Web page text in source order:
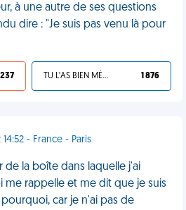
à une autre de ses questions
dire : "Je suis pas venu là pour
237 TU L'AS BIEN MÉRITÉ 1 876
- France - Paris
de la boîte dans laquelle j'ai
rappelle et me dit que je suis
car je n'ai pas de